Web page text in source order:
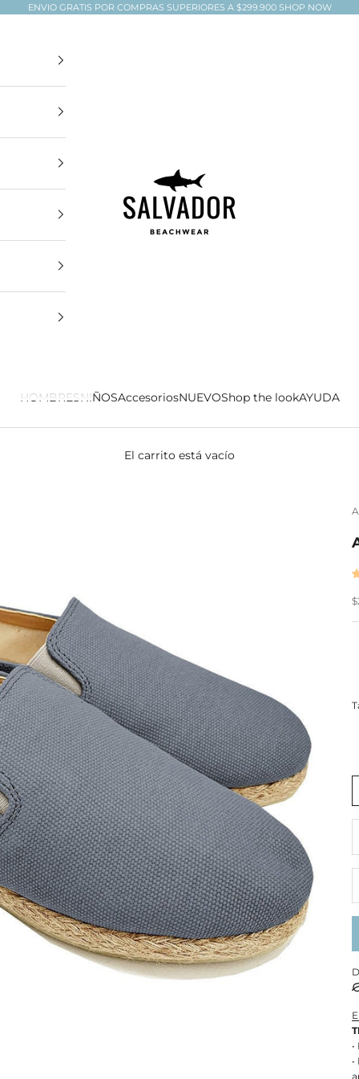
ENVIO GRATIS POR COMPRAS SUPERIORES A $299.900 SHOP NOW
Salvador Beachwear
HOMBRESNIÑOSAccesoriosNUEVOShop the lookAYUDA
El carrito está vacío